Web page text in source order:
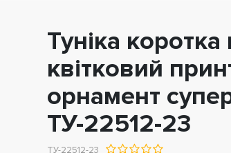
Туніка
квітковий
орнамент
ТУ-22512-23
ТУ-22512-23